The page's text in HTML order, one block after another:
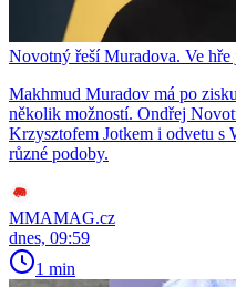
Novotný řeší Muradova. Ve
Makhmud Muradov má po
několik možností. Ondřej
Krzysztofem Jotkem i odvetu s
různé podoby.
MMAMAG.cz
dnes, 09:59
1 min